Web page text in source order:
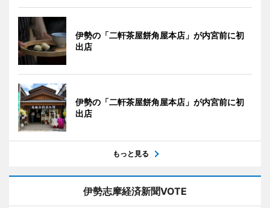
伊勢の「二軒茶屋餅角屋本店」が内宮前に初
出店
伊勢の「二軒茶屋餅角屋本店」が内宮前に初
出店
もっと見る
伊勢志摩経済新聞VOTE